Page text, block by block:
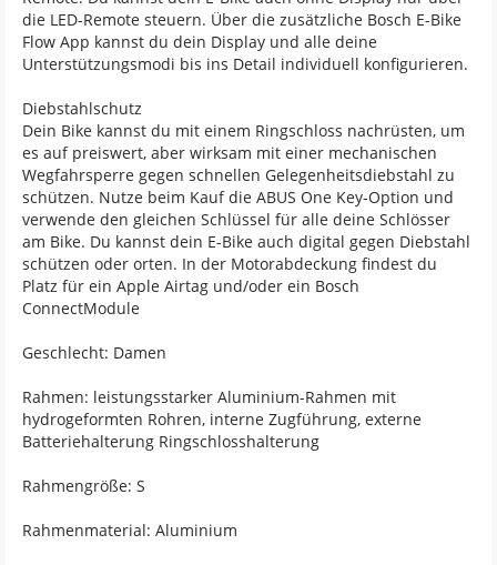
die LED-Remote steuern. Über die zusätzliche Bosch E-Bike
Flow App kannst du dein Display und alle deine
Unterstützungsmodi bis ins Detail individuell konfigurieren.
Diebstahlschutz
Dein Bike kannst du mit einem Ringschloss nachrüsten, um
es auf preiswert, aber wirksam mit einer mechanischen
Wegfahrsperre gegen schnellen Gelegenheitsdiebstahl zu
schützen. Nutze beim Kauf die ABUS One Key-Option und
verwende den gleichen Schlüssel für alle deine Schlösser
am Bike. Du kannst dein E-Bike auch digital gegen Diebstahl
schützen oder orten. In der Motorabdeckung findest du
Platz für ein Apple Airtag und/oder ein Bosch
ConnectModule
Geschlecht: Damen
Rahmen: leistungsstarker Aluminium-Rahmen mit
hydrogeformten Rohren, interne Zugführung, externe
Batteriehalterung Ringschlosshalterung
Rahmengröße: S
Rahmenmaterial: Aluminium